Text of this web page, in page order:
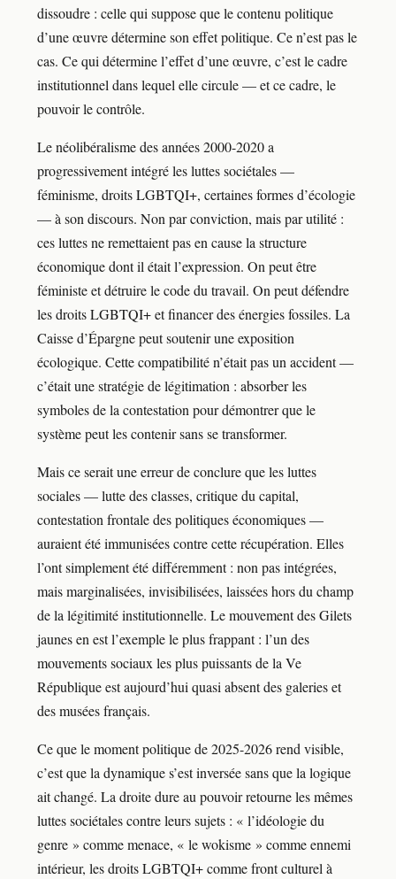
dissoudre : celle qui suppose que le contenu politique
d’une œuvre détermine son effet politique. Ce n’est pas le
cas. Ce qui détermine l’effet d’une œuvre, c’est le cadre
institutionnel dans lequel elle circule — et ce cadre, le
pouvoir le contrôle.
Le néolibéralisme des années 2000-2020 a
progressivement intégré les luttes sociétales —
féminisme, droits LGBTQI+, certaines formes d’écologie
— à son discours. Non par conviction, mais par utilité :
ces luttes ne remettaient pas en cause la structure
économique dont il était l’expression. On peut être
féministe et détruire le code du travail. On peut défendre
les droits LGBTQI+ et financer des énergies fossiles. La
Caisse d’Épargne peut soutenir une exposition
écologique. Cette compatibilité n’était pas un accident —
c’était une stratégie de légitimation : absorber les
symboles de la contestation pour démontrer que le
système peut les contenir sans se transformer.
Mais ce serait une erreur de conclure que les luttes
sociales — lutte des classes, critique du capital,
contestation frontale des politiques économiques —
auraient été immunisées contre cette récupération. Elles
l’ont simplement été différemment : non pas intégrées,
mais marginalisées, invisibilisées, laissées hors du champ
de la légitimité institutionnelle. Le mouvement des Gilets
jaunes en est l’exemple le plus frappant : l’un des
mouvements sociaux les plus puissants de la Ve
République est aujourd’hui quasi absent des galeries et
des musées français.
Ce que le moment politique de 2025-2026 rend visible,
c’est que la dynamique s’est inversée sans que la logique
ait changé. La droite dure au pouvoir retourne les mêmes
luttes sociétales contre leurs sujets : « l’idéologie du
genre » comme menace, « le wokisme » comme ennemi
intérieur, les droits LGBTQI+ comme front culturel à